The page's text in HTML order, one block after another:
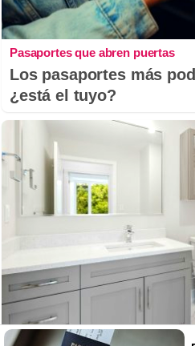
Pasaportes que abren puertas
Los pasaportes más
¿está el tuyo?